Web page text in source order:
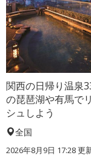
関西の日帰り温泉
の琵琶湖や有馬で
シュしよう
全国
2026年8月9日 17:28更